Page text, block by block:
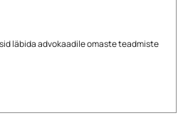
läbida advokaadile omaste teadmiste